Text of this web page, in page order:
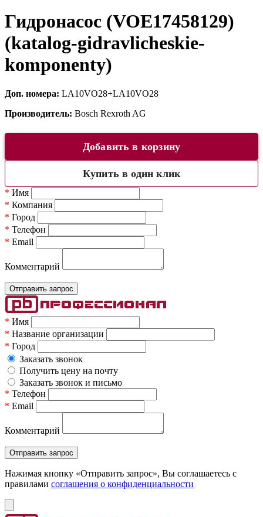
Гидронасос (VOE17458129)
(katalog-gidravlicheskie-
komponenty)
Доп. номера: LA10VO28+LA10VO28
Производитель: Bosch Rexroth AG
Добавить в корзину
Купить в один клик
* Имя
* Компания
* Город
* Телефон
* Email
Комментарий
* Имя
* Название организации
* Город
Заказать звонок
Получить цену на почту
Заказать звонок и письмо
* Телефон
* Email
Комментарий
Нажимая кнопку «Отправить запрос», Вы соглашаетесь c
правилами соглашения о конфиденциальности